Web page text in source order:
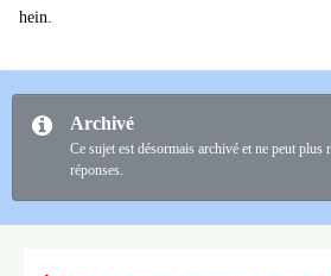
hein.
Archivé
Ce sujet est désormais archivé et ne peut plus
réponses.